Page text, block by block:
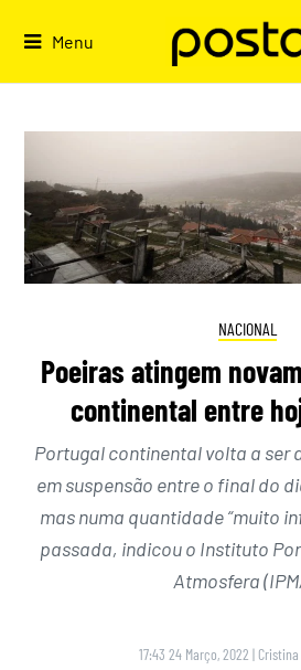
Menu
NACIONAL
Poeiras atingem
continental entre
Portugal continental volta a ser
em suspensão entre o final do
mas numa quantidade “muito
passada, indicou o Instituto
Atmosfera
17:43 24 Março, 2022 |